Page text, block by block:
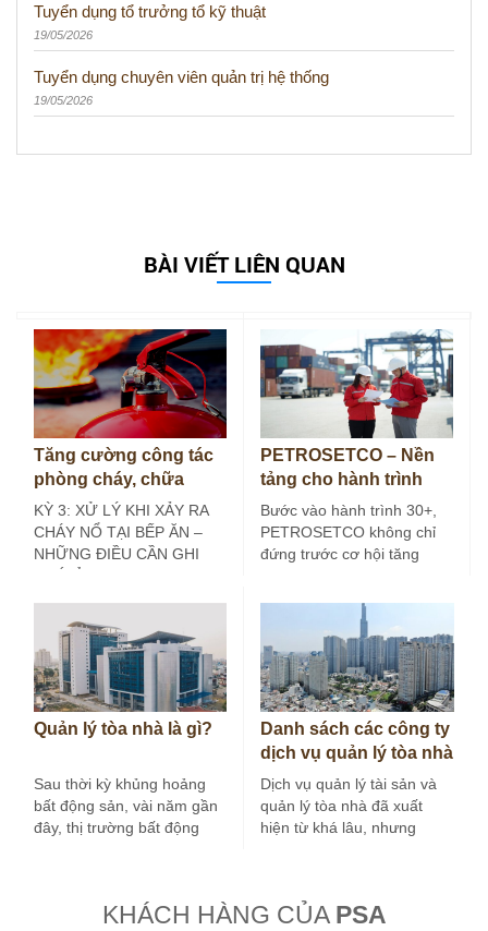
Tuyển dụng tổ trưởng tổ kỹ thuật
19/05/2026
Tuyển dụng chuyên viên quản trị hệ thống
19/05/2026
BÀI VIẾT LIÊN QUAN
Tăng cường công tác
phòng cháy, chữa
cháy tại bếp ăn công
nghiệp (Kỳ 3)
KỲ 3: XỬ LÝ KHI XẢY RA
CHÁY NỔ TẠI BẾP ĂN –
NHỮNG ĐIỀU CẦN GHI
PETROSETCO – Nền
tảng cho hành trình
30+
Bước vào hành trình 30+,
PETROSETCO không chỉ
đứng trước cơ hội tăng
Quản lý tòa nhà là gì?
Sau thời kỳ khủng hoảng
bất động sản, vài năm gần
đây, thị trường bất động
Danh sách các công ty
dịch vụ quản lý tòa nhà
tại Hà Nội
Dịch vụ quản lý tài sản và
quản lý tòa nhà đã xuất
hiện từ khá lâu, nhưng
KHÁCH HÀNG CỦA PSA